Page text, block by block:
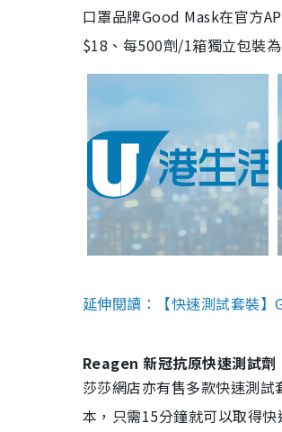
口罩品牌Good Mask在官方
$18、每500劑/1箱獨立包裝
延伸閱讀：【快速測試套裝
Reagen 新冠抗原快速測試劑
莎莎網店亦有售多款快速測
本，只需15分鐘就可以取得